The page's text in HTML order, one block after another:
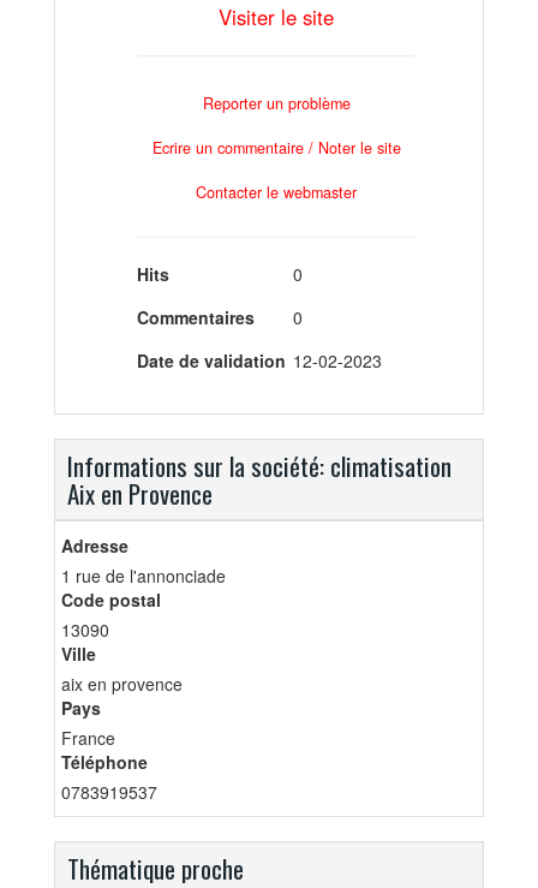
Visiter le site
Reporter un problème
Ecrire un commentaire / Noter le site
Contacter le webmaster
Hits
0
Commentaires
0
Date de validation 12-02-2023
Informations sur la société: climatisation
Aix en Provence
Adresse
1 rue de l'annonciade
Code postal
13090
Ville
aix en provence
Pays
France
Téléphone
0783919537
Thématique proche